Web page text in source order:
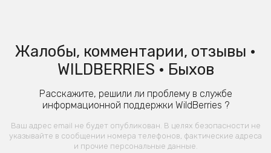
Жалобы, комментарии, отзывы •
WILDBERRIES • Быхов
Расскажите, решили ли проблему в службе
информационной поддержки WildBerries ?
Ваш адрес email не будет опубликован. В целях безопасности не
указывайте в сообщении номера телефонов, фактические адреса
и прочие персональные данные.